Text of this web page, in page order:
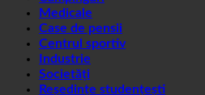
Centrul sportiv
Industrie
Societăți
Reședințe studențești
ȚARĂ
Austria